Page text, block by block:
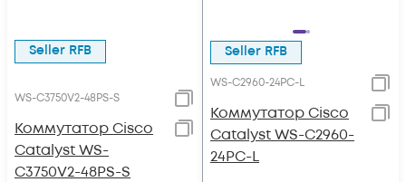
Seller RFB
WS-C3750V2-48PS-S
Коммутатор Cisco
Catalyst WS-
C3750V2-48PS-S
Seller RFB
WS-C2960-24PC-L
Коммутатор Cisco
Catalyst WS-C2960-
24PC-L